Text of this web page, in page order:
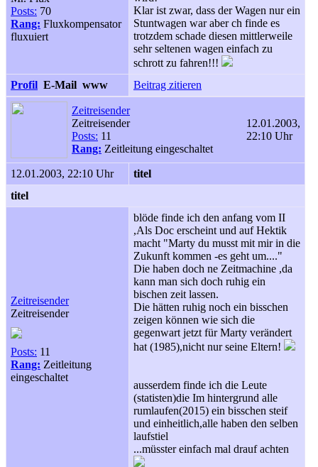
Posts: 70
Rang: Fluxkompensator
fluxuiert
Klar ist zwar, dass der Wagen nur ein
Stuntwagen war aber ch finde es
trotzdem schade diesen mittlerweile
sehr seltenen wagen einfach zu
schrott zu fahren!!!
Profil E-Mail www Beitrag zitieren
Zeitreisender
Zeitreisender
Posts: 11
Rang: Zeitleitung eingeschaltet
12.01.2003,
22:10 Uhr
12.01.2003, 22:10 Uhr
titel
titel
Zeitreisender
Zeitreisender
Posts: 11
Rang: Zeitleitung
eingeschaltet
blöde finde ich den anfang vom II
,Als Doc erscheint und auf Hektik
macht "Marty du musst mit mir in die
Zukunft kommen -es geht um...."
Die haben doch ne Zeitmachine ,da
kann man sich doch ruhig ein
bischen zeit lassen.
Die hätten ruhig noch ein bisschen
zeigen können wie sich die
gegenwart jetzt für Marty verändert
hat (1985),nicht nur seine Eltern!
ausserdem finde ich die Leute
(statisten)die Im hintergrund alle
rumlaufen(2015) ein bisschen steif
und einheitlich,alle haben den selben
laufstiel
...müsster einfach mal drauf achten